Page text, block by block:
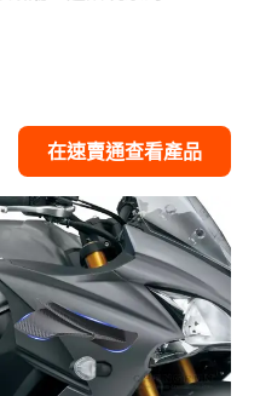
在速賣通查看產品